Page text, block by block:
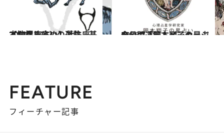
2021.12.1
【12星座占い】牡牛座（おうし座）の運勢、基本性格まとめ
占い 2026.7.31
今月の運勢＆メッセージを公開「岡本翔子の星占い」
占い
FEATURE
フィーチャー記事